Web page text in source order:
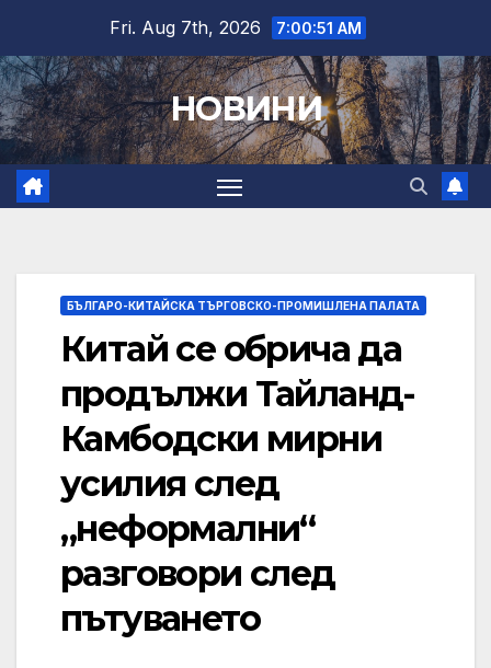
content
Fri. Aug 7th, 2026 7:00:52 AM
НОВИНИ
БЪЛГАРО-КИТАЙСКА ТЪРГОВСКО-ПРОМИШЛЕНА ПАЛАТА
Китай се обрича да
продължи Тайланд-
Камбодски мирни
усилия след
„неформални“
разговори след
пътуването